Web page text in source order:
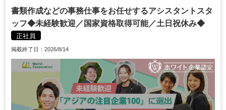
書類作成などの事務仕事をお任せするアシスタントスタ
ッフ◆未経験歓迎／国家資格取得可能／土日祝休み◆
正社員
掲載終了日：2026/8/14